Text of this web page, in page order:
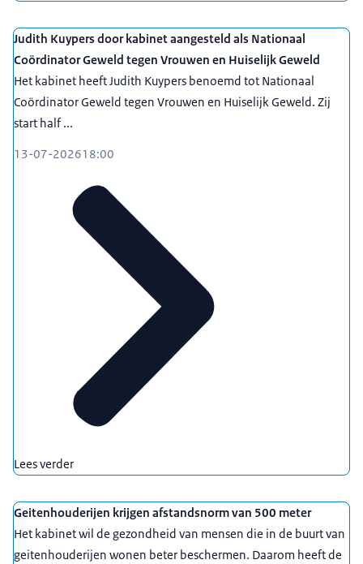
Judith Kuypers door kabinet aangesteld als Nationaal
Coördinator Geweld tegen Vrouwen en Huiselijk Geweld
Het kabinet heeft Judith Kuypers benoemd tot Nationaal
Coördinator Geweld tegen Vrouwen en Huiselijk Geweld. Zij
start half ...
13-07-202618:00
Lees verder
Geitenhouderijen krijgen afstandsnorm van 500 meter
Het kabinet wil de gezondheid van mensen die in de buurt van
geitenhouderijen wonen beter beschermen. Daarom heeft de